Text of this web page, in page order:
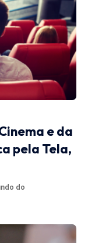
e da
pela Tela,
do